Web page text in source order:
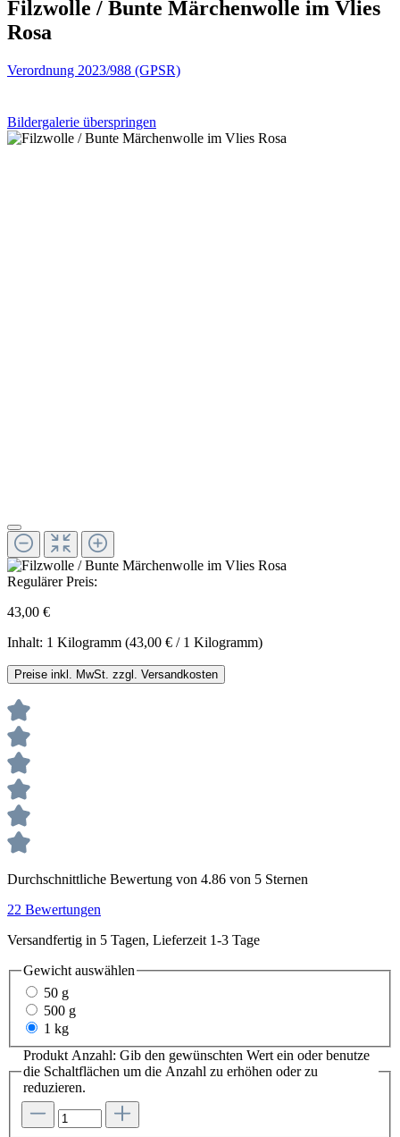
Filzwolle / Bunte Märchenwolle im Vlies
Rosa
Verordnung 2023/988 (GPSR)
Bildergalerie überspringen
Regulärer Preis:
43,00 €
Inhalt: 1 Kilogramm (43,00 € / 1 Kilogramm)
Preise inkl. MwSt. zzgl. Versandkosten
Durchschnittliche Bewertung von 4.86 von 5 Sternen
22 Bewertungen
Versandfertig in 5 Tagen, Lieferzeit 1-3 Tage
Gewicht auswählen
50 g
500 g
1 kg
Produkt Anzahl: Gib den gewünschten Wert ein oder benutze
die Schaltflächen um die Anzahl zu erhöhen oder zu
reduzieren.